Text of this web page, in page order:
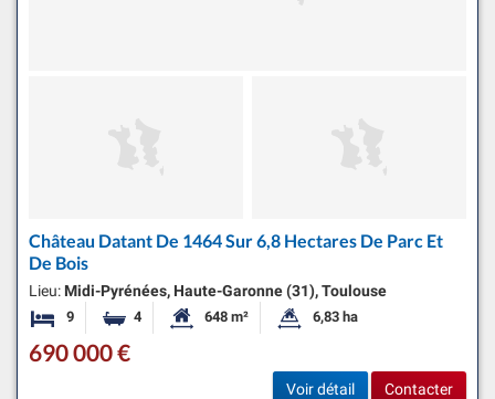
Château Datant De 1464 Sur 6,8 Hectares De Parc Et
De Bois
Lieu: Midi-Pyrénées, Haute-Garonne (31), Toulouse
9 Chambres
4 Salles de bainsSurface habitable:
648 m² Superficie du terrain:
6,83 ha
690 000 €
Voir détail Contacter